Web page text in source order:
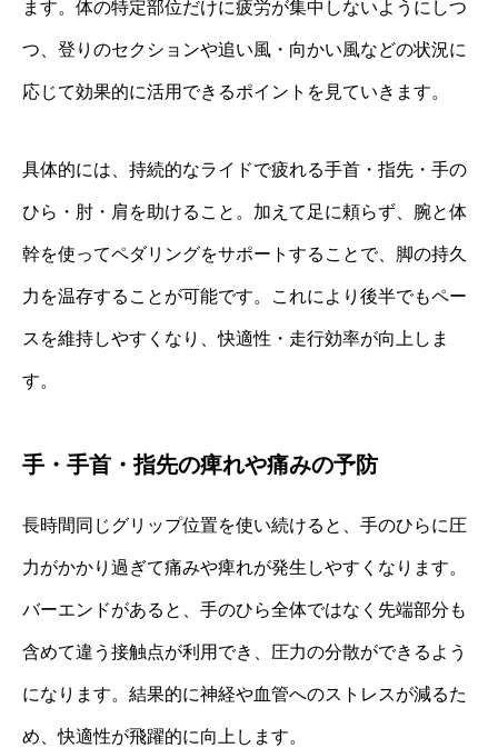
ます。体の特定部位だけに疲労が集中しないようにしつ
つ、登りのセクションや追い風・向かい風などの状況に
応じて効果的に活用できるポイントを見ていきます。
具体的には、持続的なライドで疲れる手首・指先・手の
ひら・肘・肩を助けること。加えて足に頼らず、腕と体
幹を使ってペダリングをサポートすることで、脚の持久
力を温存することが可能です。これにより後半でもペー
スを維持しやすくなり、快適性・走行効率が向上しま
す。
手・手首・指先の痺れや痛みの予防
長時間同じグリップ位置を使い続けると、手のひらに圧
力がかかり過ぎて痛みや痺れが発生しやすくなります。
バーエンドがあると、手のひら全体ではなく先端部分も
含めて違う接触点が利用でき、圧力の分散ができるよう
になります。結果的に神経や血管へのストレスが減るた
め、快適性が飛躍的に向上します。